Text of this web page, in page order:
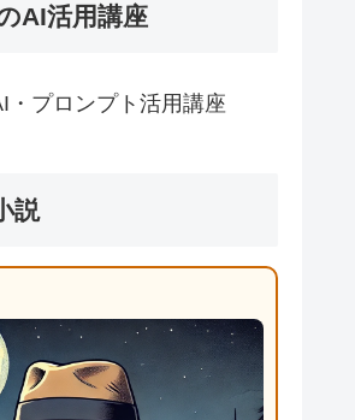
AI活用講座
・プロンプト活用講座
説